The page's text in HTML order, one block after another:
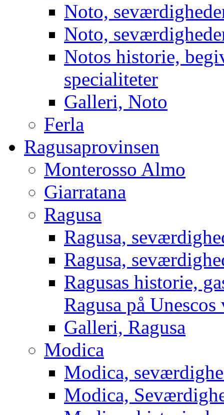
Noto,
Noto,
Notos historie,
specialiteter
Galleri, Noto
Ferla
Ragusaprovinsen
Monterosso Almo
Giarratana
Ragusa
Ragusa,
Ragusa,
Ragusas historie,
Ragusa på
Galleri, Ragusa
Modica
Modica,
Modica,